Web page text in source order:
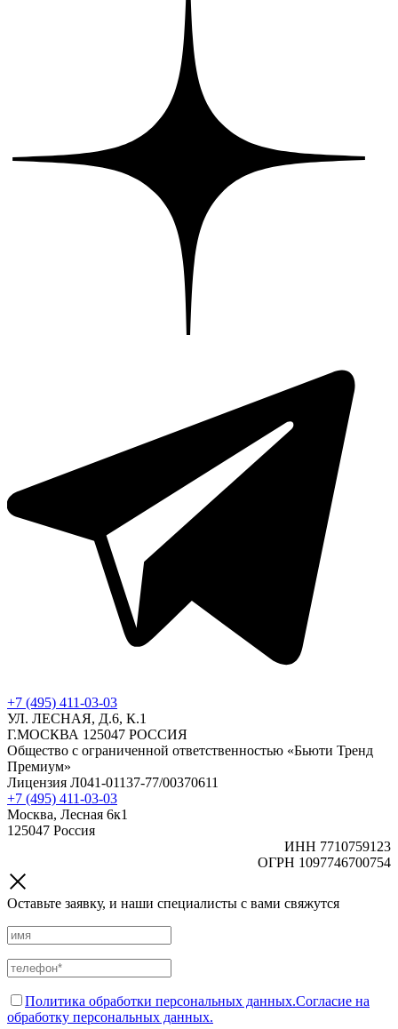
+7 (495) 411-03-03
УЛ. ЛЕСНАЯ, Д.6, К.1
Г.МОСКВА 125047 РОССИЯ
Общество с ограниченной ответственностью «Бьюти Тренд
Премиум»
Лицензия Л041-01137-77/00370611
+7 (495) 411-03-03
Москва, Лесная 6к1
125047 Россия
ИНН 7710759123
ОГРН 1097746700754
Оставьте заявку, и наши специалисты с вами свяжутся
Политика обработки персональных данных.Согласие на
обработку персональных данных.